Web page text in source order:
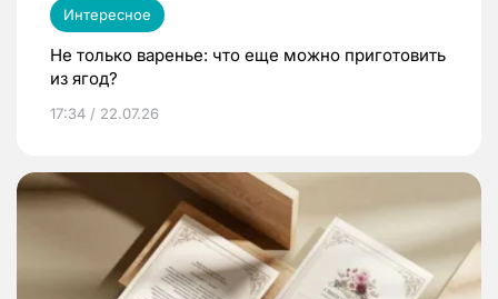
Интересное
Не только варенье: что еще можно приготовить
из ягод?
17:34 / 22.07.26